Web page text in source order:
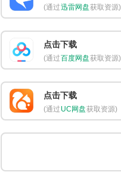
(通过迅雷网盘获取资源)
点击下载
(通过百度网盘获取资源)
点击下载
(通过 UC网盘获取资源)